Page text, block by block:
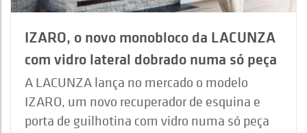
IZARO, o novo monobloco da LACUNZA
com vidro lateral dobrado numa só peça
A LACUNZA lança no mercado o modelo
IZARO, um novo recuperador de esquina e
porta de guilhotina com vidro numa só peça